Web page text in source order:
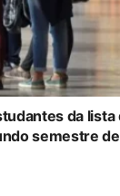
da lista
semestre